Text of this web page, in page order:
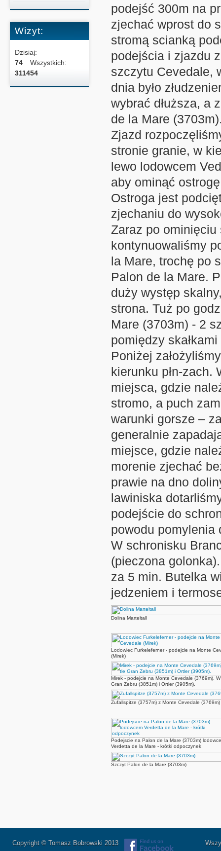
Wizyt:
Dzisiaj:
74
Wszystkich:
311454
podejść 300m na
zjechać wprost do
stromą scianką
podejścia i zjazdu
szczytu Cevedale,
dnia było
wybrać dłuższa, a
de la Mare
Zjazd
stronie granie, w
lewo lodowcem
aby ominąć
Ostroga jest
zjechaniu do
Zaraz po ominięciu
kontynuowaliśmy
la Mare, trochę po
Palon de la Mare.
duży występ
strona. Tuż po
Mare (3703m) - 2
pomiędzy
Poniżej
kierunku płn-zach.
miejsca, gdzie
stromo, a puch
warunki gorsze –
generalnie
miejsce, gdzie
morenie zjechać
prawie na dno
lawiniska
podejście do
powodu pomylenia
W schronisku
(pieczona
za 5 min. Butelka
jedzeniem i
Dolina Marteltall
Lodowiec Furkeleferner - podejcie na Monte
(Mirek)
Mirek - podejcie na Monte Cevedale (3769m).
Gran Zebru (3851m) i Ortler (3905m).
Zufallspitze (3757m) z Monte Cevedale (3769m)
Podejscie na Palon de la Mare (3703m)
Verdetta de la Mare - krótki odpoczynek
Szczyt Palon de la Mare (3703m)
Copyright © Tomasz Bobrowski 2013 Wszystkie